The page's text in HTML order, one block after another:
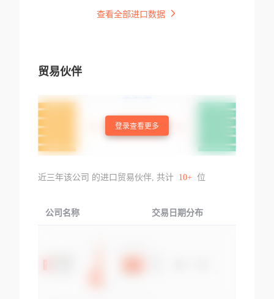
查看全部进口数据
贸易伙伴
登录查看更多
近三年该公司 的进口贸易伙伴, 共计 10+ 位
公司名称 交易日期分布